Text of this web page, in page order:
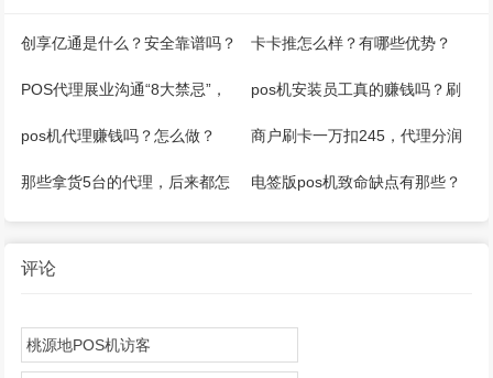
创享亿通是什么？安全靠谱吗？ 卡卡推怎么样？有哪些优势？
POS代理展业沟通“8大禁忌”，
一定要避免！
pos机安装员工真的赚钱吗？刷
卡机代理如何赚钱？
pos机代理赚钱吗？怎么做？
商户刷卡一万扣245，代理分润
两块七
那些拿货5台的代理，后来都怎
电签版pos机致命缺点有那些？
评论